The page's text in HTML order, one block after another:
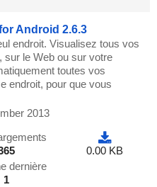
Android 2.6.3
endroit. Visualisez tous vos
sur le Web ou sur votre
toutes vos
endroit, pour que vous
2013
dernière
1
0.00 KB